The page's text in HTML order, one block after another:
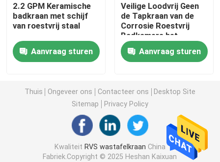
De enige Mixer van het Hefboombassin
Hete en Koude Bassinmixer
Enige Koude Bassinkraan
De Tapkraan van de schotelwas
Verborgen Tapkraan
2.2 GPM Keramische
badkraan met schijf
van roestvrij staal
Aanvraag sturen
Veilige Loodvrij Geen
de Tapkraan van de
Corrosie Roestvrij
Badkamers het
Galvaniseren Proces
Aanvraag sturen
Thuis Ongeveer ons Contacteer ons
Desktop Site
Sitemap
Privacy Policy
Kwaliteit RVS wastafelkraan China
Fabriek.Copyright © 2025 Heshan Kaixuan